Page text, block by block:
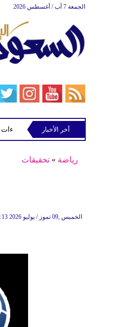
الجمعة 7 آب / أغسطس 2026
أخر الأخبار
رياضة » تحقيقات
03:13 2026 الخميس ,09 تموز / يوليو